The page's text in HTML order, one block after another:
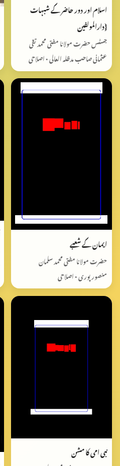
اسلام اور دور حاضر کے شبہات
{دارالمولفین
جسٹس حضرت مولانا مفتی محمد تقی
عثمانی صاحب مدظلہ العالی • اصلاحی
ایمان کے شعبے
حضرت مولانا مفتی محمد سلمان
منصورپوری • اصلاحی
نبی امی کا مشن